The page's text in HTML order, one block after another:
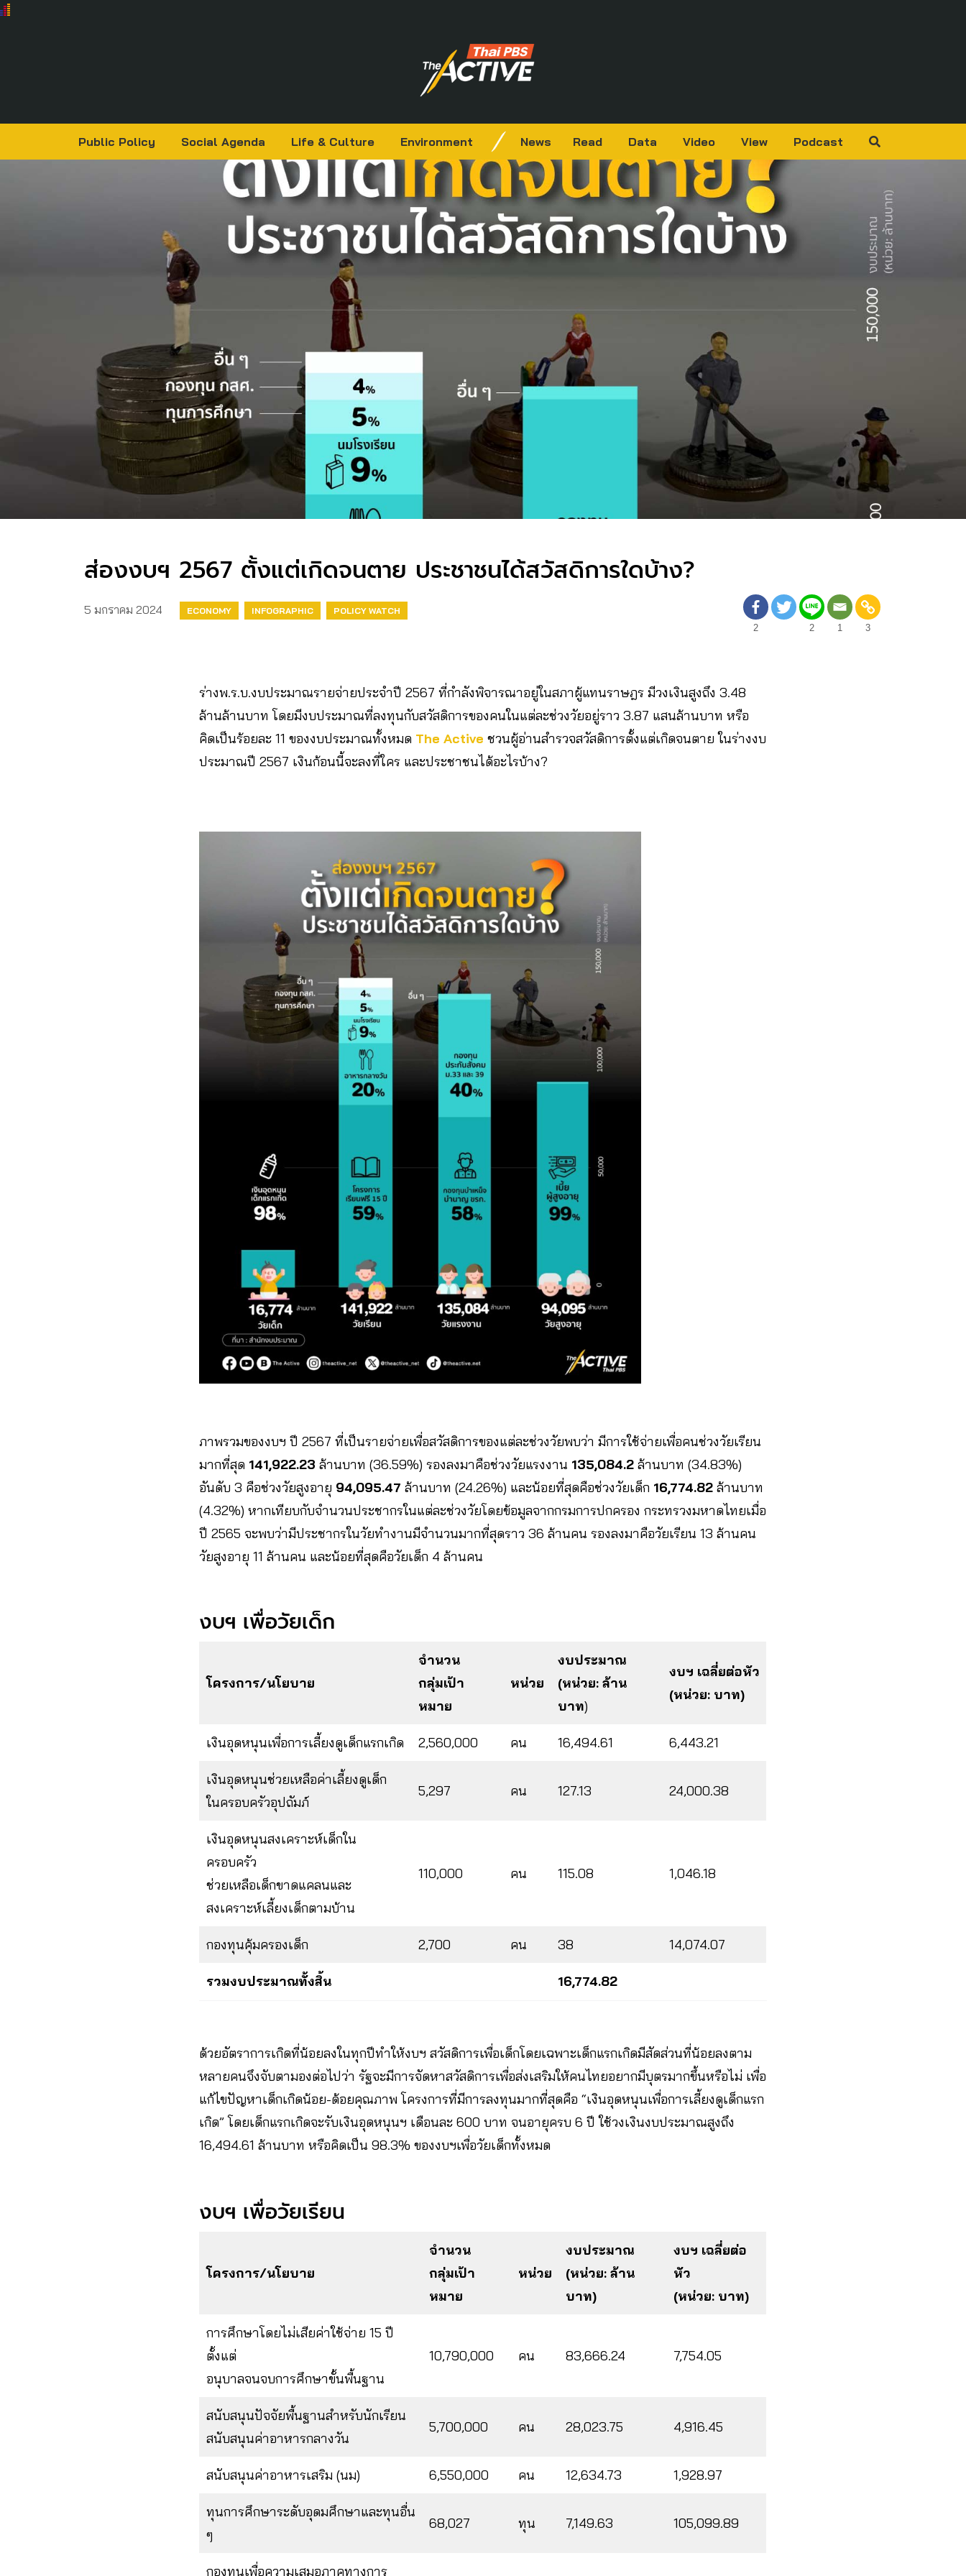
Public Policy Social Agenda Life & Culture Environment News Read Data Video View Podcast
ส่องงบฯ 2567 ตั้งแต่เกิดจนตาย ประชาชนได้สวัสดิการใดบ้าง?
5 มกราคม 2024 ECONOMY INFOGRAPHIC
POLICY WATCH
2
2 1 3
ร่างพ.ร.บ.งบประมาณรายจ่ายประจำปี 2567 ที่กำลังพิจารณาอยู่ในสภาผู้แทนราษฎร มีวงเงินสูงถึง 3.48
ล้านล้านบาท โดยมีงบประมาณที่ลงทุนกับสวัสดิการของคนในแต่ละช่วงวัยอยู่ราว 3.87 แสนล้านบาท หรือ
คิดเป็นร้อยละ 11 ของงบประมาณทั้งหมด The Active ชวนผู้อ่านสำรวจสวัสดิการตั้งแต่เกิดจนตาย ในร่างงบ
ประมาณปี 2567 เงินก้อนนี้จะลงที่ใคร และประชาชนได้อะไรบ้าง?
ภาพรวมของงบฯ ปี 2567 ที่เป็นรายจ่ายเพื่อสวัสดิการของแต่ละช่วงวัยพบว่า มีการใช้จ่ายเพื่อคนช่วงวัยเรียน
มากที่สุด 141,922.23 ล้านบาท (36.59%) รองลงมาคือช่วงวัยแรงงาน 135,084.2 ล้านบาท (34.83%)
อันดับ 3 คือช่วงวัยสูงอายุ 94,095.47 ล้านบาท (24.26%) และน้อยที่สุดคือช่วงวัยเด็ก 16,774.82 ล้านบาท
(4.32%) หากเทียบกับจำนวนประชากรในแต่ละช่วงวัยโดยข้อมูลจากกรมการปกครอง กระทรวงมหาดไทยเมื่อ
ปี 2565 จะพบว่ามีประชากรในวัยทำงานมีจำนวนมากที่สุดราว 36 ล้านคน รองลงมาคือวัยเรียน 13 ล้านคน
วัยสูงอายุ 11 ล้านคน และน้อยที่สุดคือวัยเด็ก 4 ล้านคน
งบฯ เพื่อวัยเด็ก
โครงการ/นโยบาย
จำนวน
กลุ่มเป้า
หมาย
หน่วย
งบประมาณ
(หน่วย: ล้าน
บาท)
งบฯ เฉลี่ยต่อหัว
(หน่วย: บาท)
เงินอุดหนุนเพื่อการเลี้ยงดูเด็กแรกเกิด 2,560,000 คน 16,494.61 6,443.21
เงินอุดหนุนช่วยเหลือค่าเลี้ยงดูเด็ก
ในครอบครัวอุปถัมภ์
5,297 คน 127.13 24,000.38
เงินอุดหนุนสงเคราะห์เด็กใน
ครอบครัว
ช่วยเหลือเด็กขาดแคลนและ
สงเคราะห์เลี้ยงเด็กตามบ้าน
110,000 คน 115.08 1,046.18
กองทุนคุ้มครองเด็ก 2,700 คน 38 14,074.07
รวมงบประมาณทั้งสิ้น 16,774.82
ด้วยอัตราการเกิดที่น้อยลงในทุกปีทำให้งบฯ สวัสดิการเพื่อเด็กโดยเฉพาะเด็กแรกเกิดมีสัดส่วนที่น้อยลงตาม
หลายคนจึงจับตามองต่อไปว่า รัฐจะมีการจัดหาสวัสดิการเพื่อส่งเสริมให้คนไทยอยากมีบุตรมากขึ้นหรือไม่ เพื่อ
แก้ไขปัญหาเด็กเกิดน้อย-ด้อยคุณภาพ โครงการที่มีการลงทุนมากที่สุดคือ “เงินอุดหนุนเพื่อการเลี้ยงดูเด็กแรก
เกิด” โดยเด็กแรกเกิดจะรับเงินอุดหนุนฯ เดือนละ 600 บาท จนอายุครบ 6 ปี ใช้วงเงินงบประมาณสูงถึง
16,494.61 ล้านบาท หรือคิดเป็น 98.3% ของงบฯเพื่อวัยเด็กทั้งหมด
งบฯ เพื่อวัยเรียน
โครงการ/นโยบาย
จำนวน
กลุ่มเป้า
หมาย
หน่วย
งบประมาณ
(หน่วย: ล้าน
บาท)
งบฯ เฉลี่ยต่อ
หัว
(หน่วย: บาท)
การศึกษาโดยไม่เสียค่าใช้จ่าย 15 ปี
ตั้งแต่
อนุบาลจนจบการศึกษาขั้นพื้นฐาน
10,790,000 คน 83,666.24 7,754.05
สนับสนุนปัจจัยพื้นฐานสำหรับนักเรียน
สนับสนุนค่าอาหารกลางวัน
5,700,000 คน 28,023.75 4,916.45
สนับสนุนค่าอาหารเสริม (นม) 6,550,000 คน 12,634.73 1,928.97
ทุนการศึกษาระดับอุดมศึกษาและทุนอื่น
ๆ
68,027 ทุน 7,149.63 105,099.89
กองทุนเพื่อความเสมอภาคทางการ